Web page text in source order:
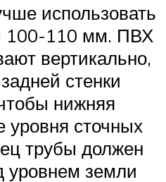
использовать
100-110 мм. ПВХ
вертикально,
стенки
нижняя
сточных
трубы должен
уровнем земли